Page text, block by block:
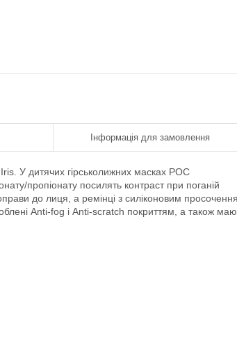
Інформація для замовлення
Iris. У дитячих гірськолижних масках POC
пропіонату посилять контраст при поганій
до лиця, а ремінці з силіконовим
Anti-fog і Anti-scratch покриттям, а також